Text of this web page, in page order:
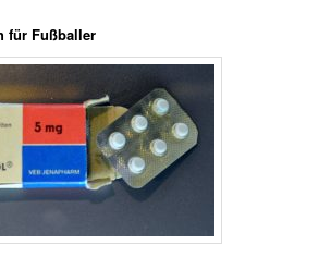
für Fußballer